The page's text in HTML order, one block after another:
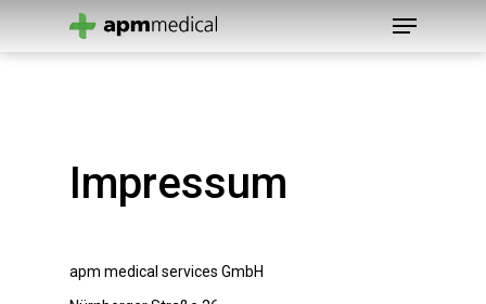
Impressum
apm medical services GmbH